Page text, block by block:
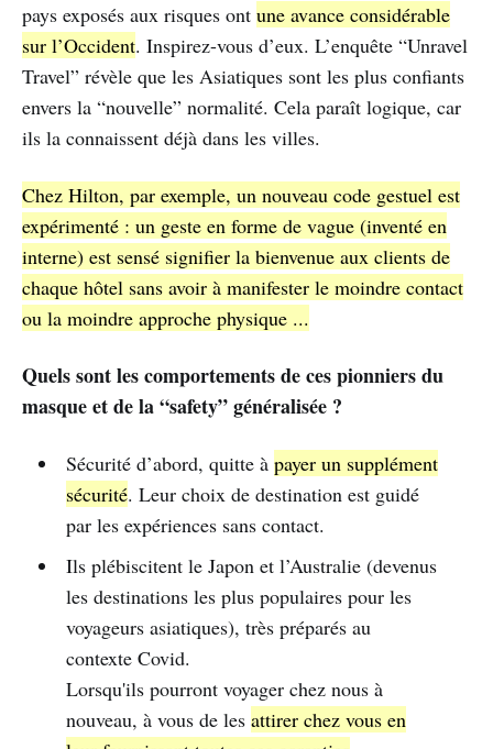
pays exposés aux risques ont une avance considérable
sur l’Occident. Inspirez-vous d’eux. L’enquête “Unravel
Travel” révèle que les Asiatiques sont les plus confiants
envers la “nouvelle” normalité. Cela paraît logique, car
ils la connaissent déjà dans les villes.
Chez Hilton, par exemple, un nouveau code gestuel est
expérimenté : un geste en forme de vague (inventé en
interne) est sensé signifier la bienvenue aux clients de
chaque hôtel sans avoir à manifester le moindre contact
ou la moindre approche physique ...
Quels sont les comportements de ces pionniers du
masque et de la “safety” généralisée ?
Sécurité d’abord, quitte à payer un supplément
sécurité. Leur choix de destination est guidé
par les expériences sans contact.
Ils plébiscitent le Japon et l’Australie (devenus
les destinations les plus populaires pour les
voyageurs asiatiques), très préparés au
contexte Covid.
Lorsqu'ils pourront voyager chez nous à
nouveau, à vous de les attirer chez vous en